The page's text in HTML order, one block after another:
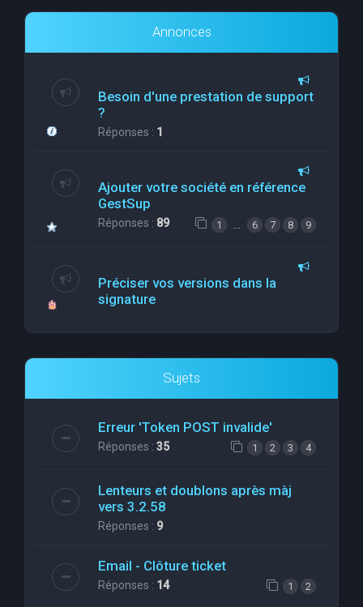
Annonces
Besoin d'une prestation de support
?
Réponses : 1
Ajouter votre société en référence
GestSup
Réponses : 89 1 6 7 8 9
Préciser vos versions dans la
signature
Sujets
Erreur 'Token POST invalide'
Réponses : 35 1 2 3 4
Lenteurs et doublons après màj
vers 3.2.58
Réponses : 9
Email - Clôture ticket
Réponses : 14 1 2